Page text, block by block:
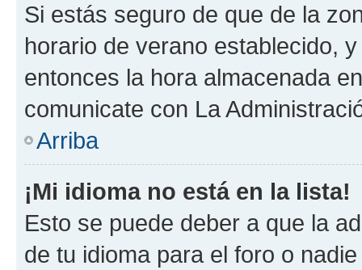
Si estás seguro de que de la
horario de verano establecido,
entonces la hora almacenada
comunicate con La
Arriba
¡Mi idioma no está en la lista!
Esto se puede deber a que la
de tu idioma para el foro o